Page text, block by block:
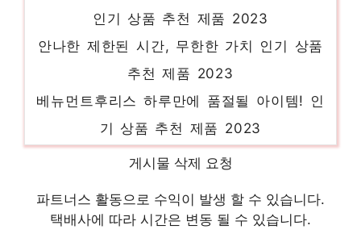
인기 상품 추천 제품 2023
안나한 제한된 시간, 무한한 가치 인기 상품
추천 제품 2023
베뉴먼트후리스 하루만에 품절될 아이템! 인
기 상품 추천 제품 2023
딤채김치냉장고 센스있는 선물, 지금 만나보
세요! 인기 상품 추천 제품 2023
포틴웨지 새로운 시작, 새로운 아이템 인기
상품 추천 제품 2023
게시물 삭제 요청
파트너스 활동으로 수익이 발생 할 수 있습니다.
택배사에 따라 시간은 변동 될 수 있습니다.